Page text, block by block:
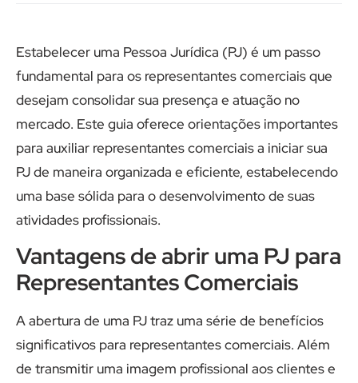
Estabelecer uma Pessoa Jurídica (PJ) é um passo
fundamental para os representantes comerciais que
desejam consolidar sua presença e atuação no
mercado. Este guia oferece orientações importantes
para auxiliar representantes comerciais a iniciar sua
PJ de maneira organizada e eficiente, estabelecendo
uma base sólida para o desenvolvimento de suas
atividades profissionais.
Vantagens de abrir uma PJ para
Representantes Comerciais
A abertura de uma PJ traz uma série de benefícios
significativos para representantes comerciais. Além
de transmitir uma imagem profissional aos clientes e